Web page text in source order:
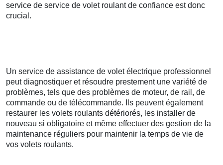
service de service de volet roulant de confiance est donc
crucial.
Un service de assistance de volet électrique professionnel
peut diagnostiquer et résoudre prestement une variété de
problèmes, tels que des problèmes de moteur, de rail, de
commande ou de télécommande. Ils peuvent également
restaurer les volets roulants détériorés, les installer de
nouveau si obligatoire et même effectuer des gestion de la
maintenance réguliers pour maintenir la temps de vie de
vos volets roulants.